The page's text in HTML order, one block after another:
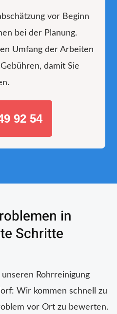
vor Beginn
bei der Planung.
Umfang der Arbeiten
damit Sie
92 54
in
Schritte
Rohrreinigung
Wir kommen schnell zu
vor Ort zu bewerten.